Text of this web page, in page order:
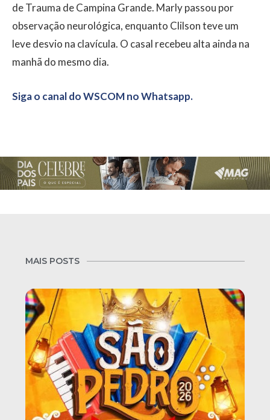
de Trauma de Campina Grande. Marly passou por
observação neurológica, enquanto Clilson teve um
leve desvio na clavícula. O casal recebeu alta ainda na
manhã do mesmo dia.
Siga o canal do WSCOM no Whatsapp.
MAIS POSTS